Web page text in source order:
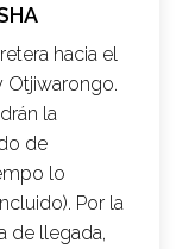
hacia el
Otjiwarongo.
la
de
lo
Por la
de llegada,